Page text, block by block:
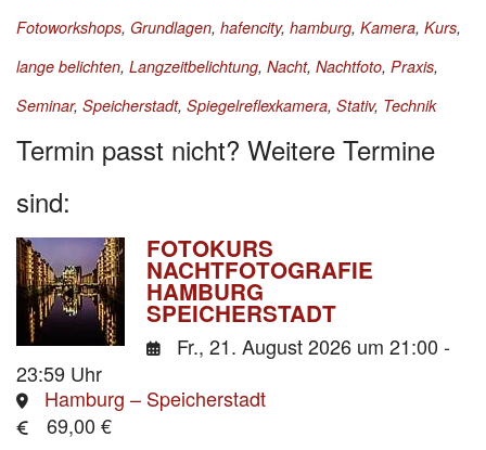
Fotoworkshops, Grundlagen, hafencity, hamburg, Kamera, Kurs,
lange belichten, Langzeitbelichtung, Nacht, Nachtfoto, Praxis,
Seminar, Speicherstadt, Spiegelreflexkamera, Stativ, Technik
Termin passt nicht? Weitere Termine
sind:
FOTOKURS
NACHTFOTOGRAFIE
HAMBURG
SPEICHERSTADT
Fr., 21. August 2026 um 21:00 -
23:59 Uhr
Hamburg – Speicherstadt
69,00 €